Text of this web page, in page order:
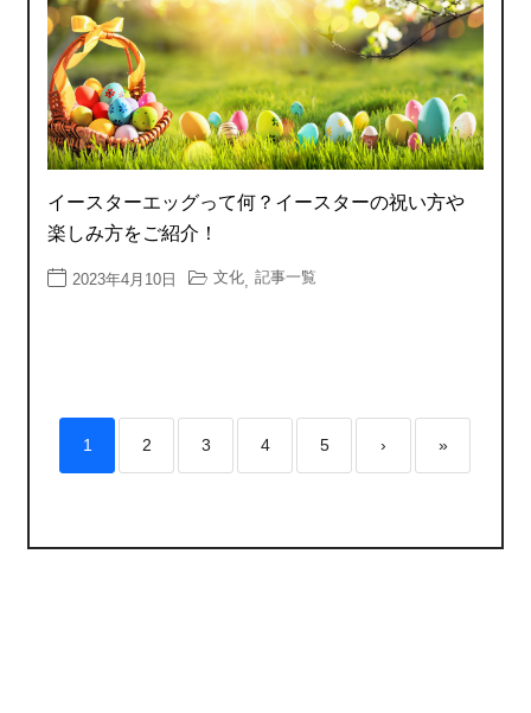
イースターエッグって何？イースターの祝い方や
楽しみ方をご紹介！
2023年4月10日 文化 記事一覧
1 2 3 4 5 › »